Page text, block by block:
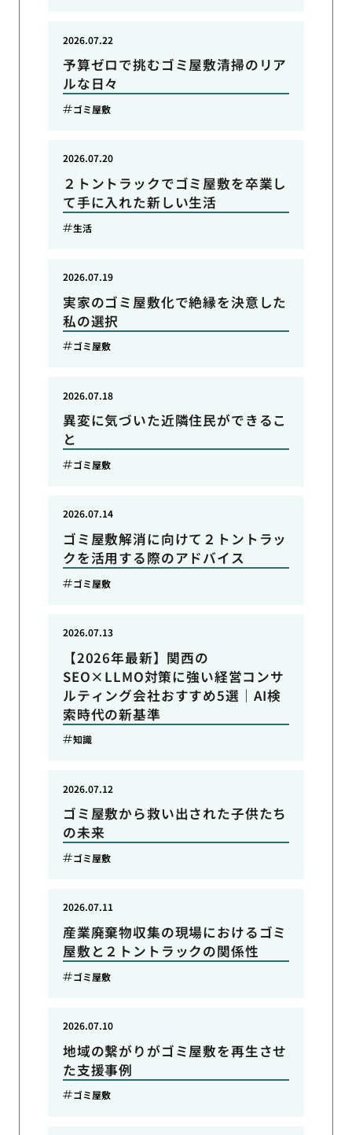
予算ゼロで挑むゴミ屋敷清掃のリア
ルな日々
2026.07.22
ゴミ屋敷
２トントラックでゴミ屋敷を卒業し
て手に入れた新しい生活
2026.07.20
生活
実家のゴミ屋敷化で絶縁を決意した
私の選択
2026.07.19
ゴミ屋敷
異変に気づいた近隣住民ができるこ
と
2026.07.18
ゴミ屋敷
ゴミ屋敷解消に向けて２トントラッ
クを活用する際のアドバイス
2026.07.14
ゴミ屋敷
【2026年最新】関西の
SEO×LLMO対策に強い経営コンサ
ルティング会社おすすめ5選｜AI検
索時代の新基準
2026.07.13
知識
ゴミ屋敷から救い出された子供たち
の未来
2026.07.12
ゴミ屋敷
産業廃棄物収集の現場におけるゴミ
屋敷と２トントラックの関係性
2026.07.11
ゴミ屋敷
地域の繋がりがゴミ屋敷を再生させ
た支援事例
2026.07.10
ゴミ屋敷